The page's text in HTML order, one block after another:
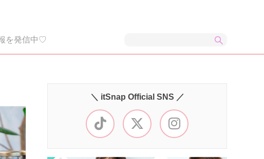
を発信中♡
＼ itSnap Official SNS ／